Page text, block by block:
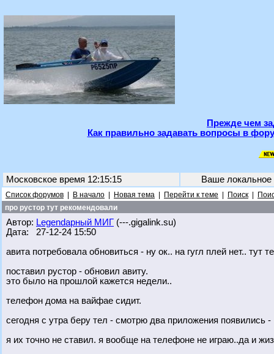
Прежде чем
Как правильно задавать вопросы в
Московское время 12:15:15 Ваше
Список форумов В начало Новая тема Перейти к теме Поиск
про рустор тут рекомендовали
Автор: Legendарный МИГ (---.gigalink.su)
Дата: 27-12-24 15:50
авита потребовала обновиться - ну ок.. на гугл плей нет.. тут
поставил рустор - обновил авиту.
это было на прошлой кажется недели..
телефон дома на вайфае сидит.
сегодня с утра беру тел - смотрю два приложения появились
я их точно не ставил. я вообще на телефоне не играю..да и